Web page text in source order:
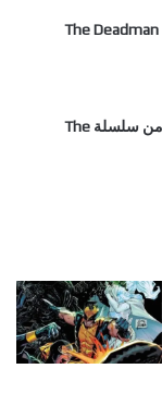
تفاصيل احتفالية العدد 1000 من سلسلة The